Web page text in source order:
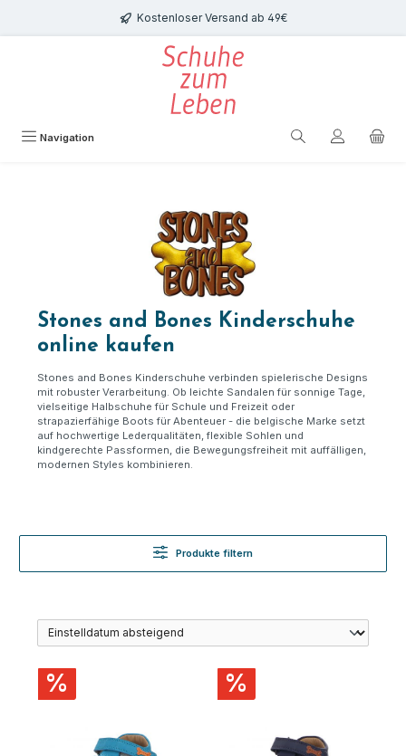
Zum Hauptinhalt springen Kostenloser Versand ab 49€
Navigation
Stones and Bones Kinderschuhe
online kaufen
Stones and Bones Kinderschuhe verbinden spielerische Designs
mit robuster Verarbeitung. Ob leichte Sandalen für sonnige Tage,
vielseitige Halbschuhe für Schule und Freizeit oder
strapazierfähige Boots für Abenteuer - die belgische Marke setzt
auf hochwertige Lederqualitäten, flexible Sohlen und
kindgerechte Passformen, die Bewegungsfreiheit mit auffälligen,
modernen Styles kombinieren.
Produkte filtern
% %